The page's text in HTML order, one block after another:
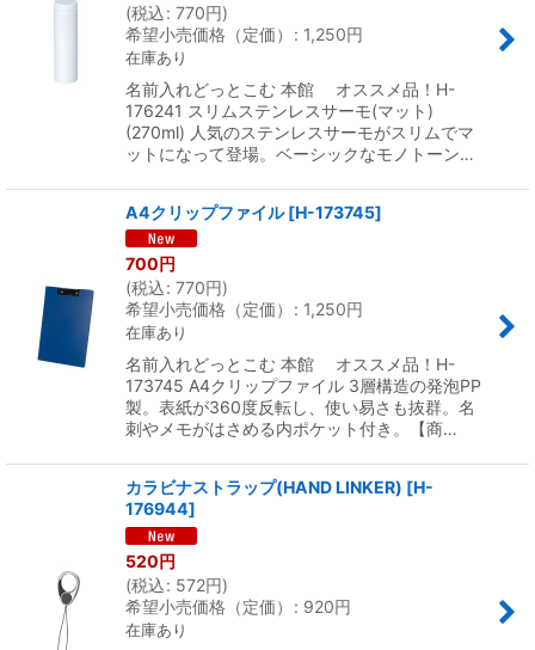
(税込: 770円)
希望小売価格（定価）
: 1,250円
在庫あり
名前入れどっとこむ 本館 オススメ品！H-
176241 スリムステンレスサーモ(マット)
(270ml) 人気のステンレスサーモがスリムでマ
ットになって登場。ベーシックなモノトーン…
A4クリップファイル [H-173745]
700円
(税込: 770円)
希望小売価格（定価）
: 1,250円
在庫あり
名前入れどっとこむ 本館 オススメ品！H-
173745 A4クリップファイル 3層構造の発泡PP
製。表紙が360度反転し、使い易さも抜群。名
刺やメモがはさめる内ポケット付き。【商…
カラビナストラップ(HAND LINKER) [H-
176944]
520円
(税込: 572円)
希望小売価格（定価）
: 920円
在庫あり